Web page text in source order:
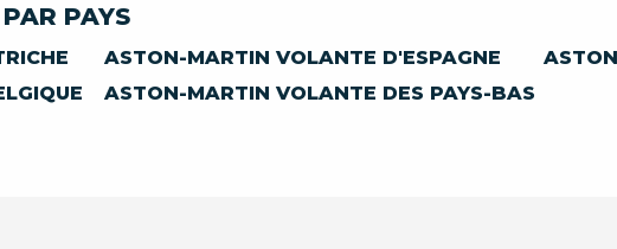
PAYS
ASTON-MARTIN VOLANTE D'ESPAGNE
ASTON-MARTIN VOLANTE DES PAYS-BAS